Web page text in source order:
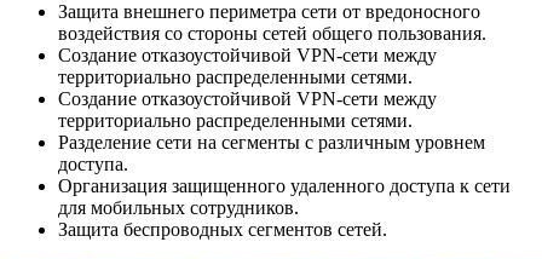
Защита внешнего периметра сети от вредоносного
воздействия со стороны сетей общего пользования.
Создание отказоустойчивой VPN-сети между
территориально распределенными сетями.
Создание отказоустойчивой VPN-сети между
территориально распределенными сетями.
Разделение сети на сегменты с различным уровнем
доступа.
Организация защищенного удаленного доступа к сети
для мобильных сотрудников.
Защита беспроводных сегментов сетей.